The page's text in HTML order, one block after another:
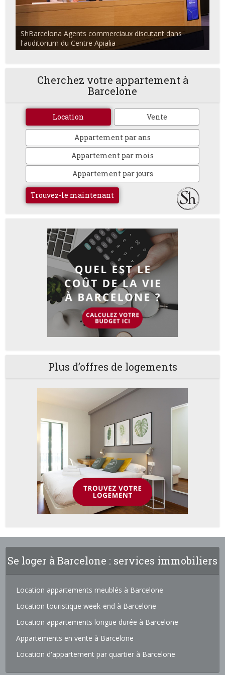
ShBarcelona Agents commerciaux discutant dans
l'auditorium du Centre Apialia
Cherchez votre appartement à
Barcelone
Location Vente
Appartement par ans
Appartement par mois
Appartement par jours
Trouvez-le maintenant
Plus d’offres de logements
Se loger à Barcelone : services immobiliers
Location appartements meublés à Barcelone
Location touristique week-end à Barcelone
Location appartements longue durée à Barcelone
Appartements en vente à Barcelone
Location d'appartement par quartier à Barcelone